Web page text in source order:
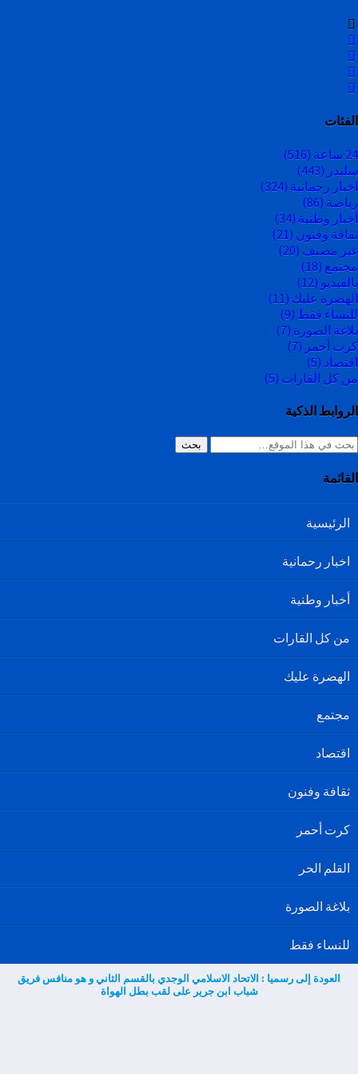
الفئات
24 ساعة
(516)
سليدر (443)
اخبار رحمانية (324)
رياضة (86)
أخبار وطنية (34)
ثقافة وفنون (21)
غير مصنف (20)
مجتمع (18)
بالفيديو (12)
الهضرة عليك (11)
للنساء فقط (9)
بلاغة الصورة (7)
كرت أحمر (7)
اقتصاد (5)
من كل القارات (5)
الروابط الذكية
بحث
القائمة
الرئيسية
اخبار رحمانية
أخبار وطنية
من كل القارات
الهضرة عليك
مجتمع
اقتصاد
ثقافة وفنون
كرت أحمر
القلم الحر
بلاغة الصورة
للنساء فقط
العودة إلى رسميا : الاتحاد الاسلامي الوجدي بالقسم الثاني و هو منافس فريق
شباب ابن جرير على لقب بطل الهواة